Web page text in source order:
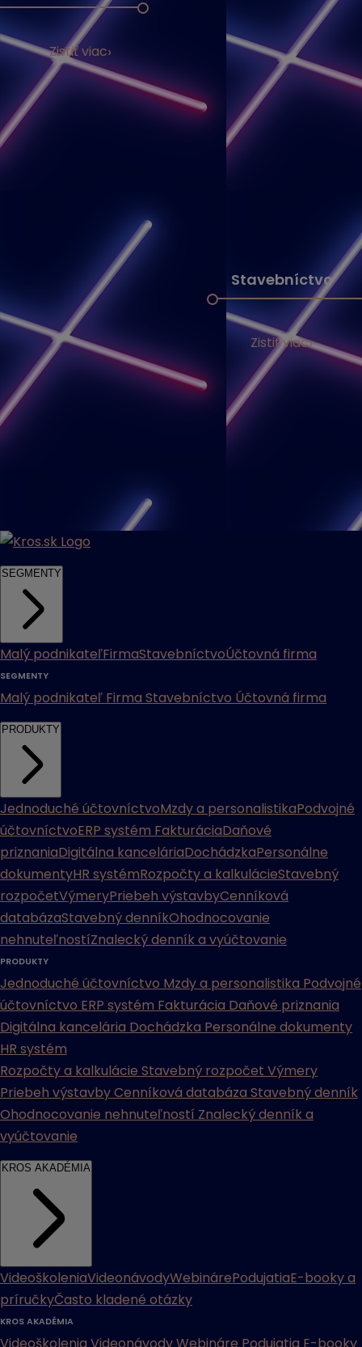
Zistiť viac
Stavebníctvo
Zistiť viac
SEGMENTY
Malý podnikateľFirmaStavebníctvoÚčtovná firma
SEGMENTY
Malý podnikateľ Firma Stavebníctvo Účtovná firma
PRODUKTY
Jednoduché účtovníctvoMzdy a personalistikaPodvojné
účtovníctvoERP systém FakturáciaDaňové
priznaniaDigitálna kanceláriaDochádzkaPersonálne
dokumentyHR systémRozpočty a kalkulácieStavebný
rozpočetVýmeryPriebeh výstavbyCenníková
databázaStavebný denníkOhodnocovanie
nehnuteľnostíZnalecký denník a vyúčtovanie
PRODUKTY
Jednoduché účtovníctvo Mzdy a personalistika Podvojné
účtovníctvo ERP systém Fakturácia Daňové priznania
Digitálna kancelária Dochádzka Personálne dokumenty
HR systém
Rozpočty a kalkulácie Stavebný rozpočet Výmery
Priebeh výstavbyCenníková databáza Stavebný denník
Ohodnocovanie nehnuteľností Znalecký denník a
vyúčtovanie
KROS AKADÉMIA
VideoškoleniaVideonávodyWebinárePodujatiaE-booky a
príručkyČasto kladené otázky
KROS AKADÉMIA